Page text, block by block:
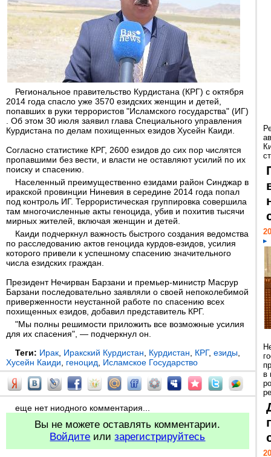
Региональное правительство Курдистана (КРГ) с октября
2014 года спасло уже 3570 езидских женщин и детей,
попавших в руки террористов "Исламского государства" (ИГ)
. Об этом 30 июля заявил глава Специального управления
Курдистана по делам похищенных езидов Хусейн Каиди.
Согласно статистике КРГ, 2600 езидов до сих пор числятся
пропавшими без вести, и власти не оставляют усилий по их
поиску и спасению.
Населенный преимущественно езидами район Синджар в
иракской провинции Ниневия в середине 2014 года попал
под контроль ИГ. Террористическая группировка совершила
там многочисленные акты геноцида, убив и похитив тысячи
мирных жителей, включая женщин и детей.
Каиди подчеркнул важность быстрого создания ведомства
по расследованию актов геноцида курдов-езидов, усилия
которого привели к успешному спасению значительного
числа езидских граждан.
Президент Нечирван Барзани и премьер-министр Масрур
Барзани последовательно заявляли о своей непоколебимой
приверженности неустанной работе по спасению всех
похищенных езидов, добавил представитель КРГ.
"Мы полны решимости приложить все возможные усилия
для их спасения", — подчеркнул он.
Теги: Ирак Иракский Курдистан Курдистан КРГ, езиды
Хусейн Каиди
геноцид Исламское Государство
еще нет ниодного комментария...
Вы не можете оставлять комментарии.
Войдите илизарегистрируйтесь
в